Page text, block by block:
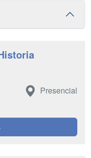
Presencial